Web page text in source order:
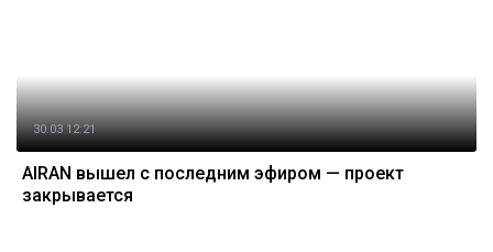
30.03 12:21
AIRAN вышел с последним эфиром — проект
закрывается